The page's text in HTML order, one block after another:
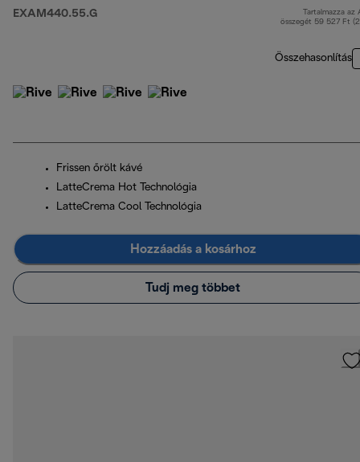
EXAM440.55.G
Tartalmazza az
összegét 59 527 Ft
Összehasonlítás
Frissen őrölt kávé
LatteCrema Hot Technológia
LatteCrema Cool Technológia
Hozzáadás a kosárhoz
Tudj meg többet